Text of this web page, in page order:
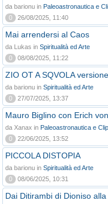
da barionu in Paleoastronautica e
0
26/08/2025, 11:40
Mai arrendersi al Caos
da Lukas in Spiritualità ed Arte
0
08/08/2025, 11:22
ZIO OT A SQVOLA
da barionu in Spiritualità ed Arte
0
27/07/2025, 13:37
Mauro Biglino con Erich
da Xanax in Paleoastronautica e
0
22/06/2025, 13:52
PICCOLA DISTOPIA
da barionu in Spiritualità ed Arte
0
08/06/2025, 10:31
Dai Ditirambi di Dioniso